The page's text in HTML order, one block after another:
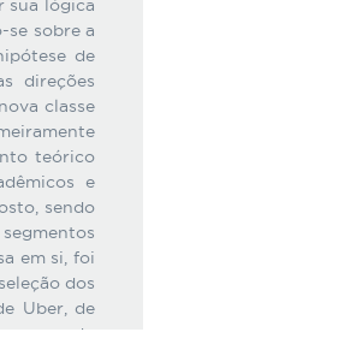
sua lógica
se sobre a
de
direções
classe
teórico
e
sendo
em si, foi
dos
Uber, de
do